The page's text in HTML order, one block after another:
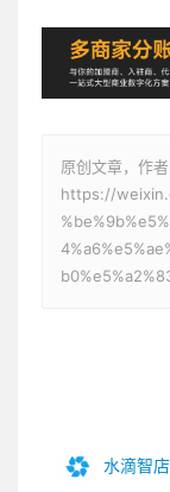
原创文章，作
https://
水滴智店